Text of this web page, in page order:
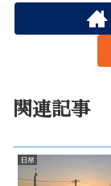
関連記事
日常